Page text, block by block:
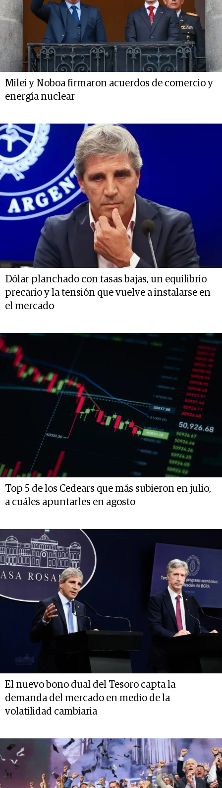
Milei y Noboa firmaron acuerdos de comercio y
energía nuclear
Dólar planchado con tasas bajas, un equilibrio
precario y la tensión que vuelve a instalarse en
el mercado
Top 5 de los Cedears que más subieron en julio,
a cuáles apuntarles en agosto
El nuevo bono dual del Tesoro capta la
demanda del mercado en medio de la
volatilidad cambiaria